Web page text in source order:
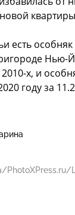
есть
Нью-
х, и
году за
PhotoXPress.ru/